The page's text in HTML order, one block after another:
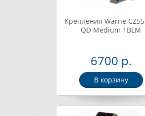
Крепления Warne
QD Medium 1BLM
6700 р.
В корзину